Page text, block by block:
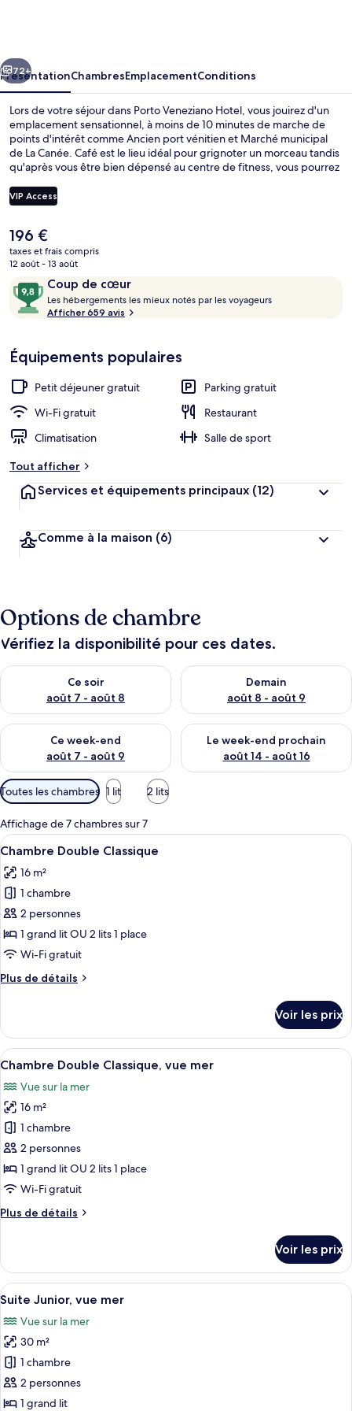
Suivant
72+
PrésentationChambresEmplacementConditions
Lors de votre séjour dans Porto Veneziano Hotel, vous jouirez d'un
emplacement sensationnel, à moins de 10 minutes de marche de
points d'intérêt comme Ancien port vénitien et Marché municipal
de La Canée. Café est le lieu idéal pour grignoter un morceau tandis
qu'après vous être bien dépensé au centre de fitness, vous pourrez
outre un snack-bar/une épicerie fine et un jardin. Les autres
voyageurs adorent le personnel attentionné et le petit déjeuner.
VIP Access
Le
prix
actuel
de
196 €.
196 €
taxes et frais compris
12 août - 13 août
Avis
voyageurs
Coup de cœur
9,8
sur
10,
cœur
Les hébergements les mieux notés par les voyageurs
b
n
x
n
o
é
s
p
e
Afficher 659 avis
Équipements populaires
Petit déjeuner gratuit
Parking gratuit
Wi-Fi gratuit
Restaurant
Climatisation
Salle de sport
Tout afficher
Services et équipements principaux (12)
Comme à la maison (6)
Options de chambre
Vérifiez la disponibilité pour ces dates.
Ce soir
août 7 - août 8
Vérifier la disponibilité pour ce soir août 7 - août 8
Demain
août 8 - août 9
Vérifier la disponibilité pour
Ce week-end
août 7 - août 9
Vérifier la disponibilité pour ce week-end août 7 - août 9
Le week-end prochain
août 14 - août 16
Vérifier la disponibilité pour
Filtres
disponibles
pour
les
chambres
Toutes les chambres 1 lit 2 lits
Affichage de 7 chambres sur 7
Afficher
toutes
les
photos
pour
ce
type
chambre :
Classique
Une chambre d’hôtel avec un lit, un
7
Chambre Double Classique
16 m²
1 chambre
2 personnes
1 grand lit OU 2 lits 1 place
Wi-Fi gratuit
Plus de détails
Plus
le
type
de
Chambre
Double
Classique
Voir les prix
Afficher
toutes
les
photos
pour
ce
type
de
chambre :
Chambre
vue
mer
Une chambre d’hôtel avec un lit, un
6
Chambre Double Classique, vue mer
Vue sur la mer
16 m²
1 chambre
2 personnes
1 grand lit OU 2 lits 1 place
Wi-Fi gratuit
Plus de détails
Plus
le
type
de
Chambre
Double
Classique,
vue
mer
Voir les prix
Afficher
toutes
les
photos
pour
ce
type
Une chambre d’hôtel avec un grand
13
Suite Junior, vue mer
Vue sur la mer
30 m²
1 chambre
2 personnes
1 grand lit